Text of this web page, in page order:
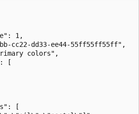
1,
cc22-dd33-ee44-55ff55ff55ff",
colors",
[
[